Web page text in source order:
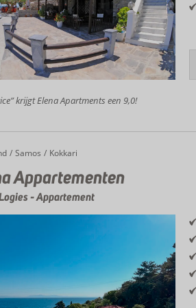
krijgt Elena Apartments een 9,0!
Samos Kokkari
Appartementen
-Appartement